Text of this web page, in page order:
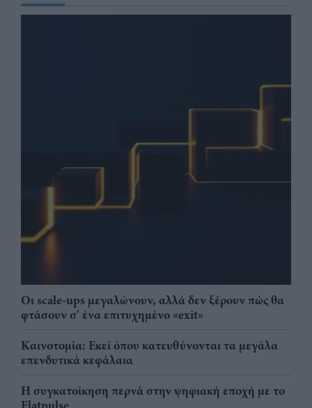
Οι scale-ups μεγαλώνουν, αλλά δεν ξέρουν πώς θα
φτάσουν σ' ένα επιτυχημένο «exit»
Καινοτομία: Εκεί όπου κατευθύνονται τα μεγάλα
επενδυτικά κεφάλαια
Η συγκατοίκηση περνά στην ψηφιακή εποχή με το